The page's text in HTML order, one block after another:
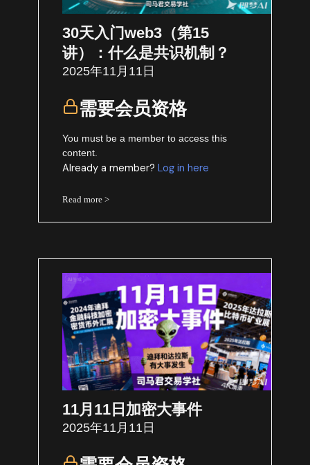
30天入门web3（第15
讲）：什么是共识机制？
2025年11月11日
需要会员资格
You must be a member to access this
content.
Already a member?Log in here
Read more >
11月11日加密大事件
2025年11月11日